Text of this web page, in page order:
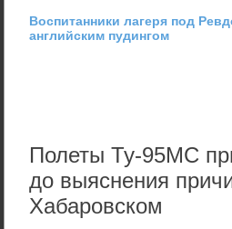
Воспитанники лагеря под
английским пудингом
Полеты Ту-95МС
до выяснения
Хабаровском